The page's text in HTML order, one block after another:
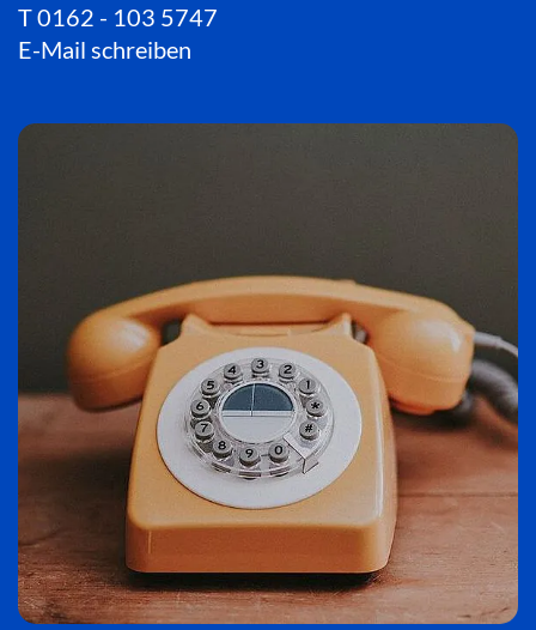
T0162 - 103 5747
E-Mail schreiben